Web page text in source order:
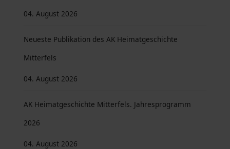
04. August 2026
Neueste Publikation des AK Heimatgeschichte
Mitterfels
04. August 2026
AK Heimatgeschichte Mitterfels. Jahresprogramm
2026
04. August 2026